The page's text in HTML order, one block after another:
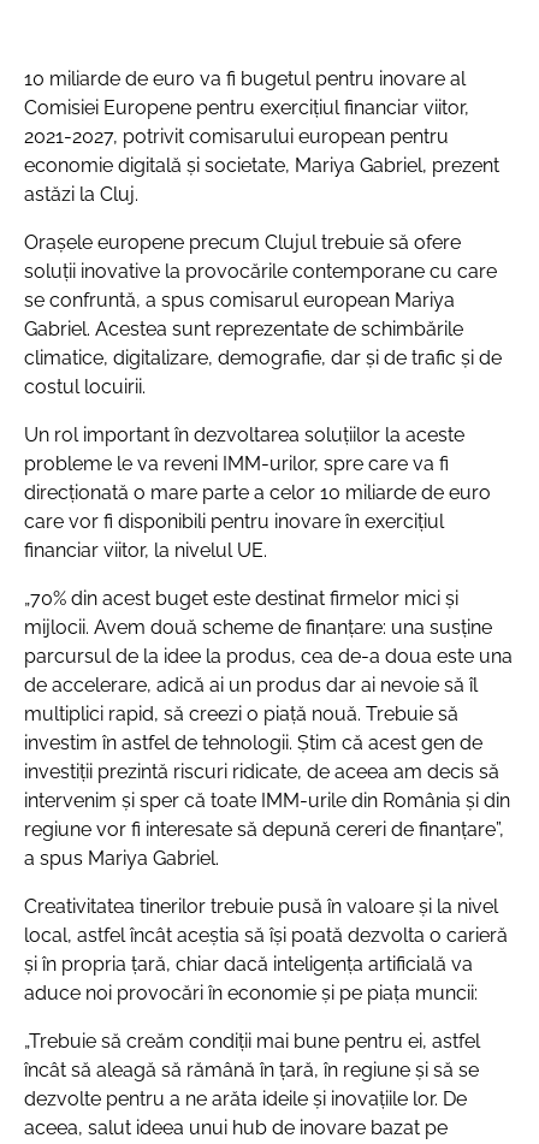
10 miliarde de euro va fi bugetul pentru inovare al
Comisiei Europene pentru exercițiul financiar viitor,
2021-2027, potrivit comisarului european pentru
economie digitală și societate, Mariya Gabriel, prezent
astăzi la Cluj.
Orașele europene precum Clujul trebuie să ofere
soluții inovative la provocările contemporane cu care
se confruntă, a spus comisarul european Mariya
Gabriel. Acestea sunt reprezentate de schimbările
climatice, digitalizare, demografie, dar și de trafic și de
costul locuirii.
Un rol important în dezvoltarea soluțiilor la aceste
probleme le va reveni IMM-urilor, spre care va fi
direcționată o mare parte a celor 10 miliarde de euro
care vor fi disponibili pentru inovare în exercițiul
financiar viitor, la nivelul UE.
„70% din acest buget este destinat firmelor mici și
mijlocii. Avem două scheme de finanțare: una susține
parcursul de la idee la produs, cea de-a doua este una
de accelerare, adică ai un produs dar ai nevoie să îl
multiplici rapid, să creezi o piață nouă. Trebuie să
investim în astfel de tehnologii. Știm că acest gen de
investiții prezintă riscuri ridicate, de aceea am decis să
intervenim și sper că toate IMM-urile din România și din
regiune vor fi interesate să depună cereri de finanțare”,
a spus Mariya Gabriel.
Creativitatea tinerilor trebuie pusă în valoare și la nivel
local, astfel încât aceștia să își poată dezvolta o carieră
și în propria țară, chiar dacă inteligența artificială va
aduce noi provocări în economie și pe piața muncii:
„Trebuie să creăm condiții mai bune pentru ei, astfel
încât să aleagă să rămână în țară, în regiune și să se
dezvolte pentru a ne arăta ideile și inovațiile lor. De
aceea, salut ideea unui hub de inovare bazat pe